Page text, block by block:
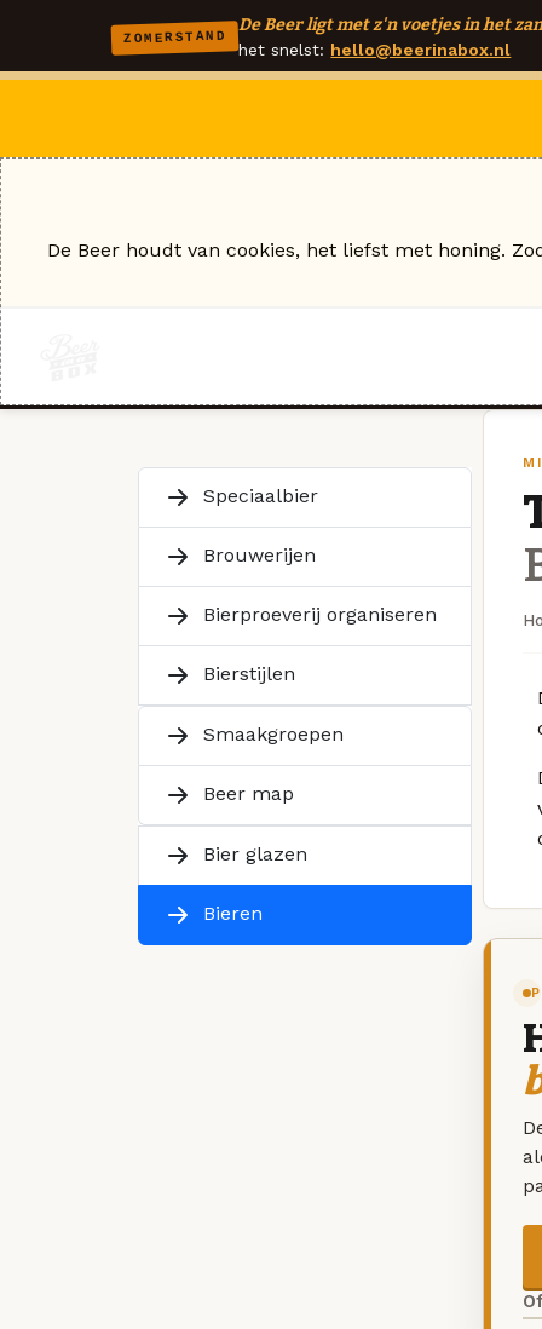
ZOMERSTAND
De Beer ligt met z'n voetjes in het
het snelst: hello@beerinabox.nl
Speciaalbier
Brouwerijen
Bierproeverij organiseren
Bierstijlen
Smaakgroepen
Beer map
Bier glazen
Bieren
De Beer houdt van cookies, het liefst met honing.